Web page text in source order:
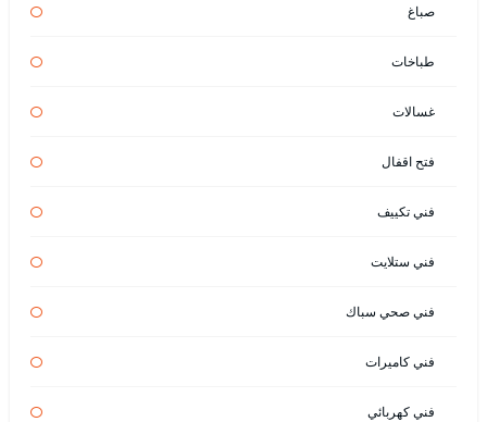
صباغ
طباخات
غسالات
فتح اقفال
فني تكييف
فني ستلايت
فني صحي سباك
فني كاميرات
فني كهربائي